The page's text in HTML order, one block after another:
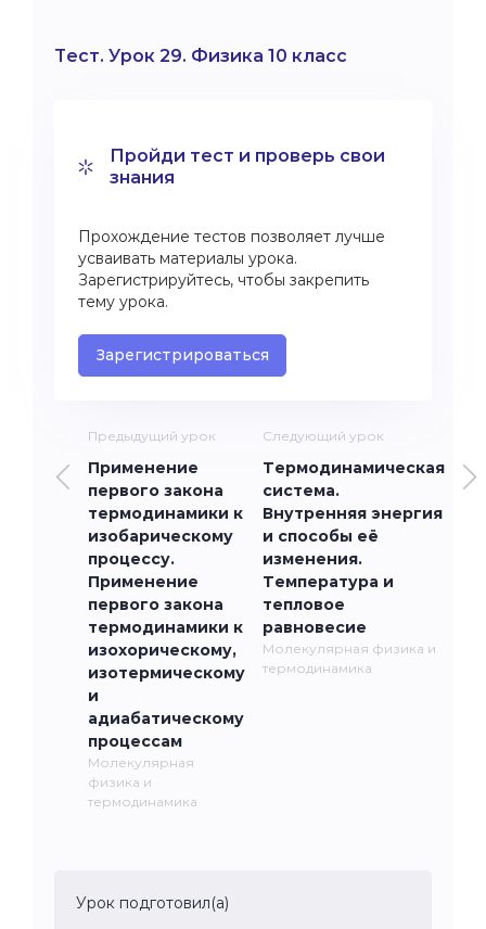
Тест. Урок 29. Физика 10 класс
Пройди тест и проверь свои
знания
Прохождение тестов позволяет лучше
усваивать материалы урока.
Зарегистрируйтесь, чтобы закрепить
тему урока.
Зарегистрироваться
Предыдущий урок
Применение
первого закона
термодинамики к
изобарическому
процессу.
Применение
первого закона
термодинамики к
изохорическому,
изотермическому
и
адиабатическому
процессам
Молекулярная
физика и
термодинамика
Следующий урок
Термодинамическая
система.
Внутренняя энергия
и способы её
изменения.
Температура и
тепловое
равновесие
Молекулярная физика и
термодинамика
Урок подготовил(а)